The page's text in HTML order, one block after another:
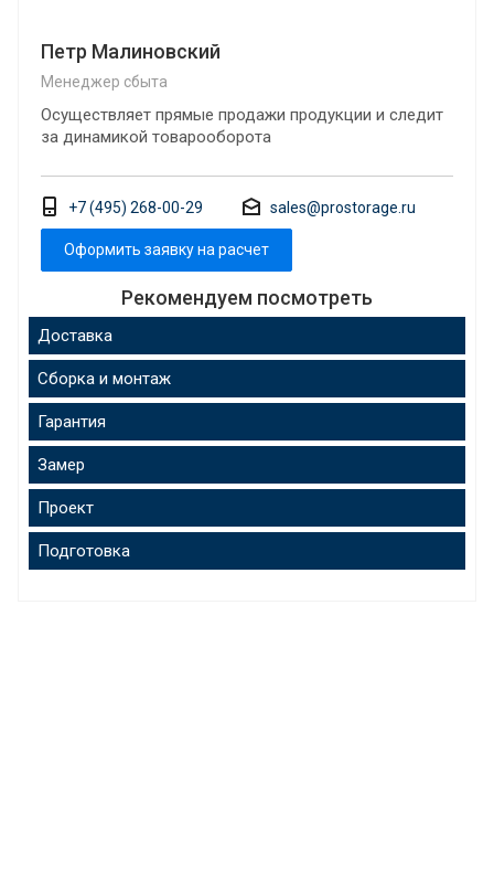
Петр Малиновский
Менеджер сбыта
Осуществляет прямые продажи продукции и следит
за динамикой товарооборота
+7 (495) 268-00-29 sales@prostorage.ru
Оформить заявку на расчет
Рекомендуем посмотреть
Доставка
Сборка и монтаж
Гарантия
Замер
Проект
Подготовка